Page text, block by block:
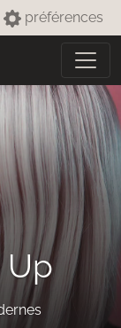
préférences
Up